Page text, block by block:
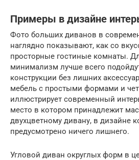
Примеры в дизайне
Фото больших диванов в
наглядно показывают, как со
просторные гостиные комнаты.
минимализм лучше всего
конструкции без лишних
мебель с простыми формами и
иллюстрирует современный
место в котором принадлежит
двухцветному дивану, в дизайне
предусмотрено ничего лишнего.
Угловой диван округлых форм в